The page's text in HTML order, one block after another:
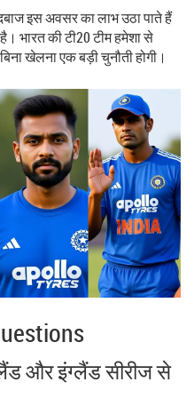
इस अवसर का लाभ उठा पाते हैं
भारत की टी20 टीम हमेशा से
खेलना एक बड़ी चुनौती होगी।
और इंग्लैंड सीरीज से